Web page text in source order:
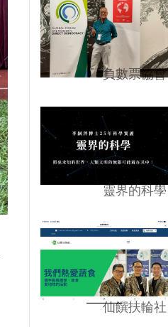
負數票協會
靈界的科學
仙饌扶輪社